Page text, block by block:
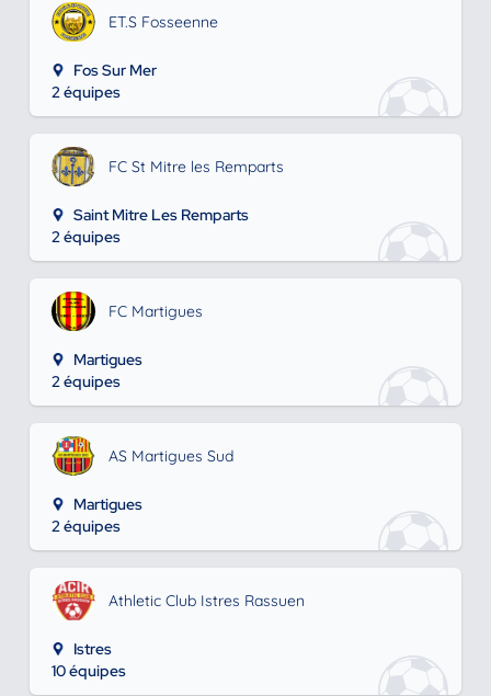
ET.S Fosseenne
Fos Sur Mer
2 équipes
FC St Mitre les Remparts
Saint Mitre Les Remparts
2 équipes
FC Martigues
Martigues
2 équipes
AS Martigues Sud
Martigues
2 équipes
Athletic Club Istres Rassuen
Istres
10 équipes